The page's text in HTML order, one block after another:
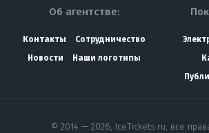
Об агентстве:
Контакты
Сотрудничество
Новости
Наши логотипы
© 2014 — 2026, IceTickets.ru, все